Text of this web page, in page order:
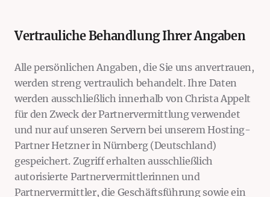
Vertrauliche Behandlung Ihrer Angaben
Alle persönlichen Angaben, die Sie uns anvertrauen,
werden streng vertraulich behandelt. Ihre Daten
werden ausschließlich innerhalb von Christa Appelt
für den Zweck der Partnervermittlung verwendet
und nur auf unseren Servern bei unserem Hosting-
Partner Hetzner in Nürnberg (Deutschland)
gespeichert. Zugriff erhalten ausschließlich
autorisierte Partnervermittlerinnen und
Partnervermittler, die Geschäftsführung sowie ein